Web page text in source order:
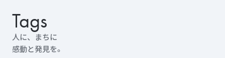
Tags
人に、まちに
感動と発見を。